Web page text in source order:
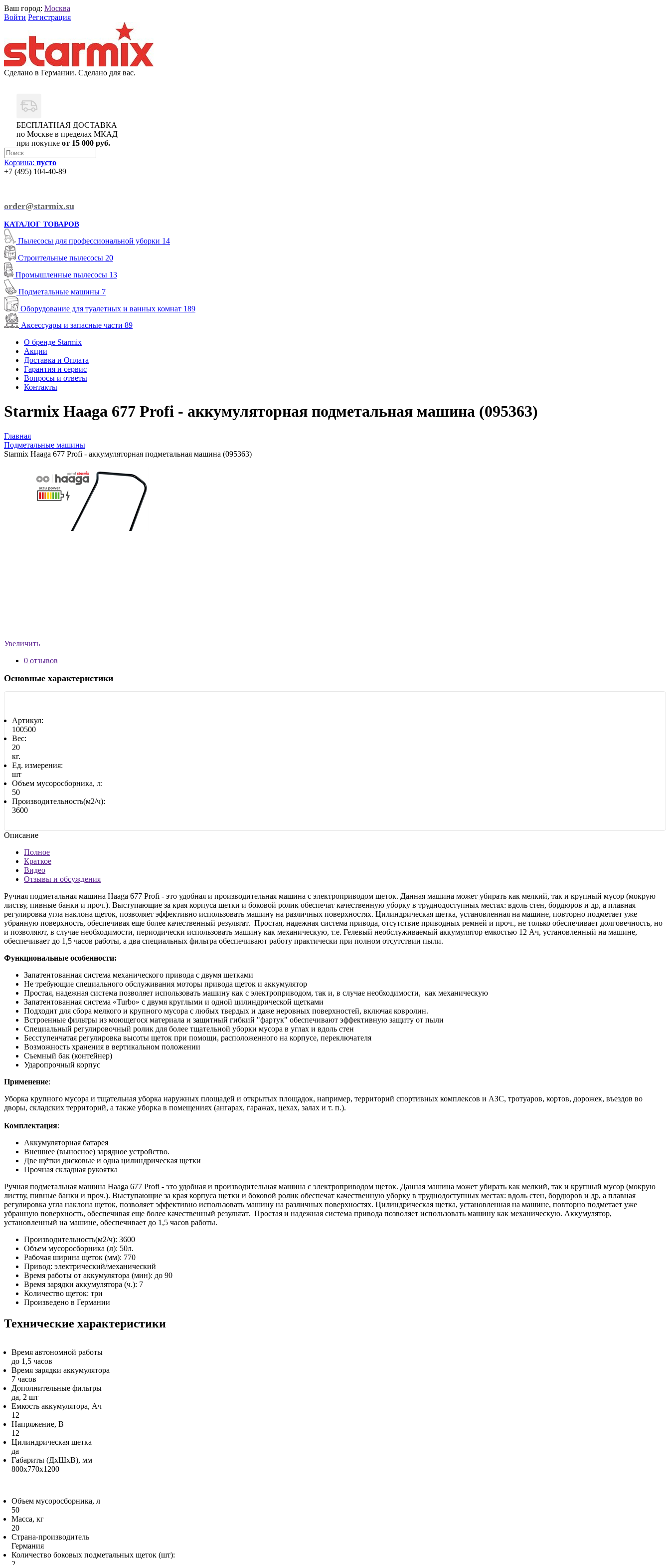
Ваш город: Москва
Войти Регистрация
Сделано в Германии. Сделано для вас.
БЕСПЛАТНАЯ ДОСТАВКА
по Москве в пределах МКАД
при покупке от 15 000 руб.
Корзина: пусто
+7 (495) 104-40-89
order@starmix.su
КАТАЛОГ ТОВАРОВ
Пылесосы для профессиональной уборки 14
Строительные пылесосы 20
Промышленные пылесосы 13
Подметальные машины 7
Оборудование для туалетных и ванных комнат 189
Аксессуары и запасные части 89
О бренде Starmix
Акции
Доставка и Оплата
Гарантия и сервис
Вопросы и ответы
Контакты
Starmix Haaga 677 Profi - аккумуляторная подметальная машина (095363)
Главная
Подметальные машины
Starmix Haaga 677 Profi - аккумуляторная подметальная машина (095363)
Увеличить
0 отзывов
Основные характеристики
Артикул:
100500
Вес:
20
кг.
Ед. измерения:
шт
Объем мусоросборника, л:
50
Производительность(м2/ч):
3600
Описание
Полное
Краткое
Видео
Отзывы и обсуждения
Ручная подметальная машина Haaga 677 Profi - это удобная и производительная машина с электроприводом щеток. Данная машина может убирать как мелкий, так и крупный мусор (мокрую
листву, пивные банки и проч.). Выступающие за края корпуса щетки и боковой ролик обеспечат качественную уборку в труднодоступных местах: вдоль стен, бордюров и др, а плавная
регулировка угла наклона щеток, позволяет эффективно использовать машину на различных поверхностях. Цилиндрическая щетка, установленная на машине, повторно подметает уже
убранную поверхность, обеспечивая еще более качественный результат. Простая, надежная система привода, отсутствие приводных ремней и проч., не только обеспечивает долговечность, но
и позволяют, в случае необходимости, периодически использовать машину как механическую, т.е. Гелевый необслуживаемый аккумулятор емкостью 12 Ач, установленный на машине,
обеспечивает до 1,5 часов работы, а два специальных фильтра обеспечивают работу практически при полном отсутствии пыли.
Функциональные особенности:
Запатентованная система механического привода с двумя щетками
Не требующие специального обслуживания моторы привода щеток и аккумулятор
Простая, надежная система позволяет использовать машину как с электроприводом, так и, в случае необходимости, как механическую
Запатентованная система «Turbo» с двумя круглыми и одной цилиндрической щетками
Подходит для сбора мелкого и крупного мусора с любых твердых и даже неровных поверхностей, включая ковролин.
Встроенные фильтры из моющегося материала и защитный гибкий "фартук" обеспечивают эффективную защиту от пыли
Специальный регулировочный ролик для более тщательной уборки мусора в углах и вдоль стен
Бесступенчатая регулировка высоты щеток при помощи, расположенного на корпусе, переключателя
Возможность хранения в вертикальном положении
Съемный бак (контейнер)
Ударопрочный корпус
Применение:
Уборка крупного мусора и тщательная уборка наружных площадей и открытых площадок, например, территорий спортивных комплексов и АЗС, тротуаров, кортов, дорожек, въездов во
дворы, складских территорий, а также уборка в помещениях (ангарах, гаражах, цехах, залах и т. п.).
Комплектация:
Аккумуляторная батарея
Внешнее (выносное) зарядное устройство.
Две щётки дисковые и одна цилиндрическая щетки
Прочная складная рукоятка
Ручная подметальная машина Haaga 677 Profi - это удобная и производительная машина с электроприводом щеток. Данная машина может убирать как мелкий, так и крупный мусор (мокрую
листву, пивные банки и проч.). Выступающие за края корпуса щетки и боковой ролик обеспечат качественную уборку в труднодоступных местах: вдоль стен, бордюров и др, а плавная
регулировка угла наклона щеток, позволяет эффективно использовать машину на различных поверхностях. Цилиндрическая щетка, установленная на машине, повторно подметает уже
убранную поверхность, обеспечивая еще более качественный результат. Простая и надежная система привода позволяет использовать машину как механическую. Аккумулятор,
установленный на машине, обеспечивает до 1,5 часов работы.
Производительность(м2/ч): 3600
Объем мусоросборника (л): 50л.
Рабочая ширина щеток (мм): 770
Привод: электрический/механический
Время работы от аккумулятора (мин): до 90
Время зарядки аккумулятора (ч.): 7
Количество щеток: три
Произведено в Германии
Технические характеристики
Время автономной работы
до 1,5 часов
Время зарядки аккумулятора
7 часов
Дополнительные фильтры
да, 2 шт
Емкость аккумулятора, Ач
12
Напряжение, В
12
Цилиндрическая щетка
да
Габариты (ДxШxВ), мм
800х770х1200
Объем мусоросборника, л
50
Масса, кг
20
Страна-производитель
Германия
Количество боковых подметальных щеток (шт):